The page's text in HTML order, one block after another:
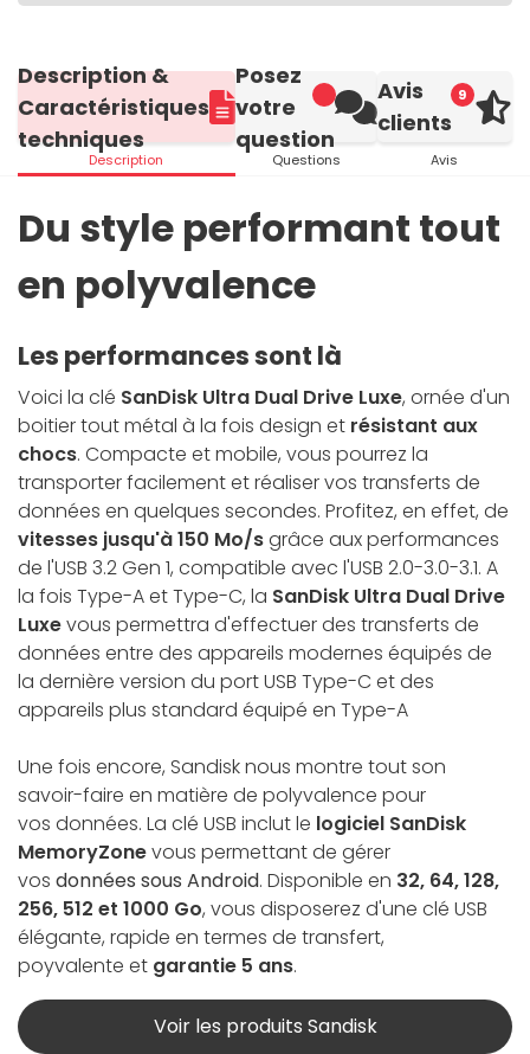
Description &
Caractéristiques
techniques
Description
Posez
votre
question
Questions
9
Avis
clients
Avis
Du style performant tout
en polyvalence
Les performances sont là
Voici la clé SanDisk Ultra Dual Drive Luxe, ornée d'un
boitier tout métal à la fois design et résistant aux
chocs. Compacte et mobile, vous pourrez la
transporter facilement et réaliser vos transferts de
données en quelques secondes. Profitez, en effet, de
vitesses jusqu'à 150 Mo/sgrâce aux performances
de l'USB 3.2 Gen 1, compatible avec l'USB 2.0-3.0-3.1. A
la fois Type-A et Type-C, la SanDisk Ultra Dual Drive
Luxevous permettra d'effectuer des transferts de
données entre des appareils modernes équipés de
la dernière version du port USB Type-C et des
appareils plus standard équipé en Type-A
Une fois encore, Sandisk nous montre tout son
savoir-faire en matière de polyvalence pour
vos données. La clé USB inclut le logiciel SanDisk
MemoryZonevous permettant de gérer
vos données sous Android. Disponible en 32, 64, 128,
256, 512 et 1000 Go, vous disposerez d'une clé USB
élégante, rapide en termes de transfert,
poyvalente et garantie 5 ans.
Voir les produits Sandisk